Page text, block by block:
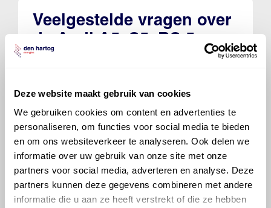
Deze website maakt gebruik van cookies
We gebruiken cookies om content en advertenties te
personaliseren, om functies voor social media te bieden
en om ons websiteverkeer te analyseren. Ook delen we
informatie over uw gebruik van onze site met onze
partners voor social media, adverteren en analyse. Deze
partners kunnen deze gegevens combineren met andere
informatie die u aan ze heeft verstrekt of die ze hebben
Veelgestelde vragen over
de Audi A5, S5, RS 5
quattro?
Hoeveel motorolie gaat er in een Audi
Hoe vaak moet de motorolie ververst
worden bij een Audi A5, S5, RS 5?